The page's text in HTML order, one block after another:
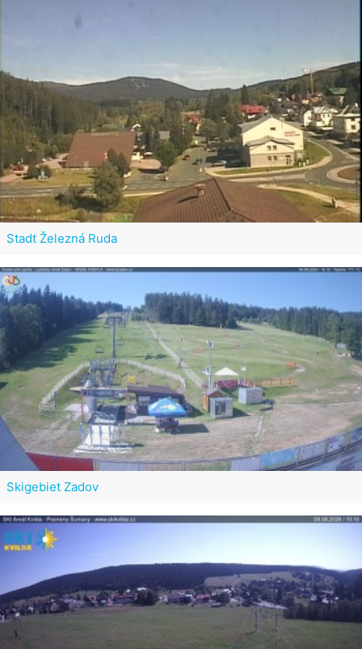
Stadt Železná Ruda
Skigebiet Zadov